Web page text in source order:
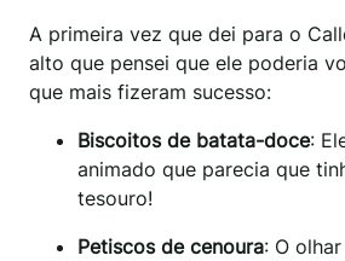
A primeira vez que dei para o
alto que pensei que ele poderia
que mais fizeram sucesso:
Biscoitos de batata-doce:
animado que parecia que
tesouro!
Petiscos de cenoura: O